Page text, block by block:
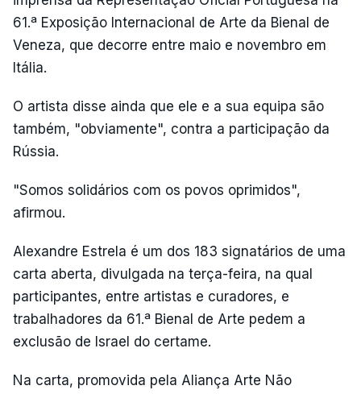
61.ª Exposição Internacional de Arte da Bienal de
Veneza, que decorre entre maio e novembro em
Itália.
O artista disse ainda que ele e a sua equipa são
também, "obviamente", contra a participação da
Rússia.
"Somos solidários com os povos oprimidos",
afirmou.
Alexandre Estrela é um dos 183 signatários de uma
carta aberta, divulgada na terça-feira, na qual
participantes, entre artistas e curadores, e
trabalhadores da 61.ª Bienal de Arte pedem a
exclusão de Israel do certame.
Na carta, promovida pela Aliança Arte Não